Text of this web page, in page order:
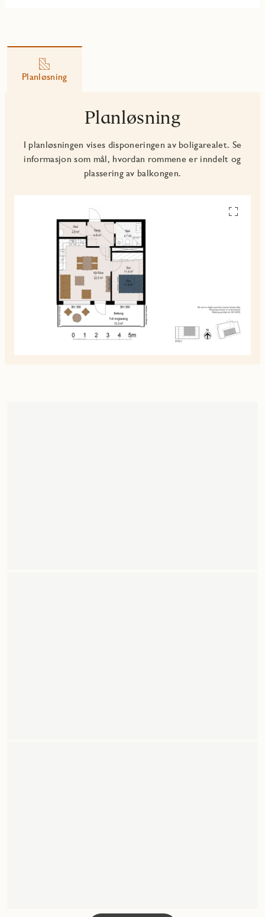
Planløsning
Planløsning
I planløsningen vises disponeringen av boligarealet. Se
informasjon som mål, hvordan rommene er inndelt og
plassering av balkongen.
Se